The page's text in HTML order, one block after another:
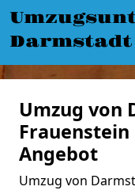
Darmstadt
Umzug von
Frauenstein
Angebot
Umzug von